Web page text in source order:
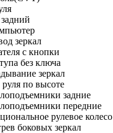
зеркал
с кнопки
без ключа
зеркал
по высоте
задние
передние
рулевое колесо
боковых зеркал